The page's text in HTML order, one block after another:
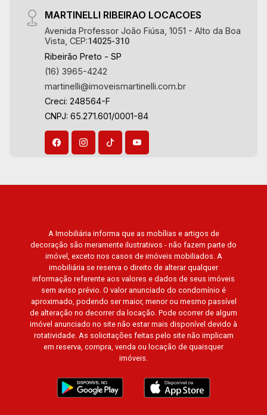
MARTINELLI RIBEIRAO LOCACOES
Avenida Professor João Fiúsa, 1051 - Alto da Boa
Vista, CEP:14025-310
Ribeirão Preto - SP
(16) 3965-4242
martinelli@imoveismartinelli.com.br
Creci: 248564-F
CNPJ: 65.271.601/0001-84
A Imobiliária informa que as mobílias e artigos de
decoração são meramente ilustrativos - não fazem parte do
imóvel, exceto nos casos de imóveis mobiliados. A
imobiliária se reserva o direito de alterar qualquer
informação referente aos valores e dados de seus imóveis
sem aviso prévio. O valor anunciado do condomínio é
aproximado, podendo ser maior, menor ou mesmo passível
de alteração no decorrer da locação. Pode ocorrer de algum
imóvel anunciado no site não estar mais disponível devido à
rotatividade. As solicitações feitas pelo site não implicam
em reserva, compra, venda ou locação de quaisquer
imóveis.